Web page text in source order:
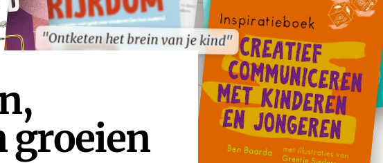
"Ontketen het brein van je kind"
"Ontketen het brein van je kind"
groeien